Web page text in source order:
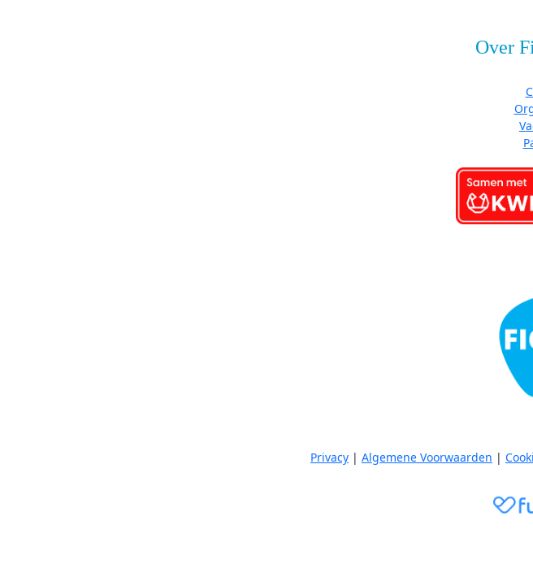
Over
Privacy | Algemene Voorwaarden |